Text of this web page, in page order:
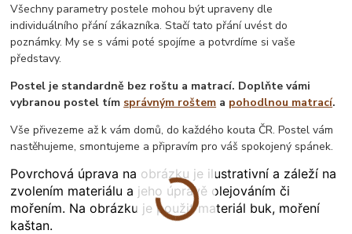
Všechny parametry postele mohou být upraveny dle
individuálního přání zákazníka. Stačí tato přání uvést do
poznámky. My se s vámi poté spojíme a potvrdíme si vaše
představy.
Postel je standardně bez roštu a matrací. Doplňte vámi
vybranou postel tím správným roštem a pohodlnou matrací.
Vše přivezeme až k vám domů, do každého kouta ČR. Postel vám
nastěhujeme, smontujeme a připravím pro váš spokojený spánek.
Povrchová úprava na obrázku je ilustrativní a záleží na
zvolením materiálu a jeho úpravě olejováním či
mořením. Na obrázku je použit materiál buk, moření
kaštan.